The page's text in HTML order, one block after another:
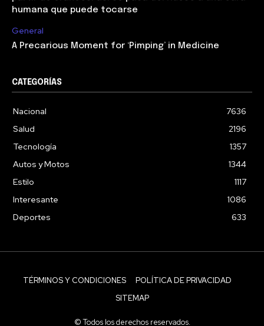
humana que puede tocarse
General
A Precarious Moment for ‘Pimping’ in Medicine
CATEGORÍAS
Nacional
7636
Salud
2196
Tecnología
1357
Autos y Motos
1344
Estilo
1117
Interesante
1086
Deportes
633
TÉRMINOS Y CONDICIONES
POLÍTICA DE PRIVACIDAD
SITEMAP
© Todos los derechos reservados.